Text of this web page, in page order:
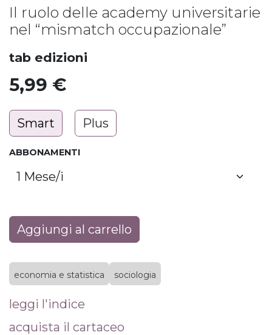
Il ruolo delle academy universitarie
nel “mismatch occupazionale”
tab edizioni
5,99 €
Smart Plus
ABBONAMENTI
Aggiungi al carrello
economia e statistica sociologia
leggi l'indice
acquista il cartaceo